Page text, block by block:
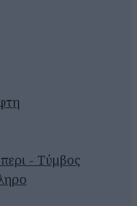
- Τύμβος